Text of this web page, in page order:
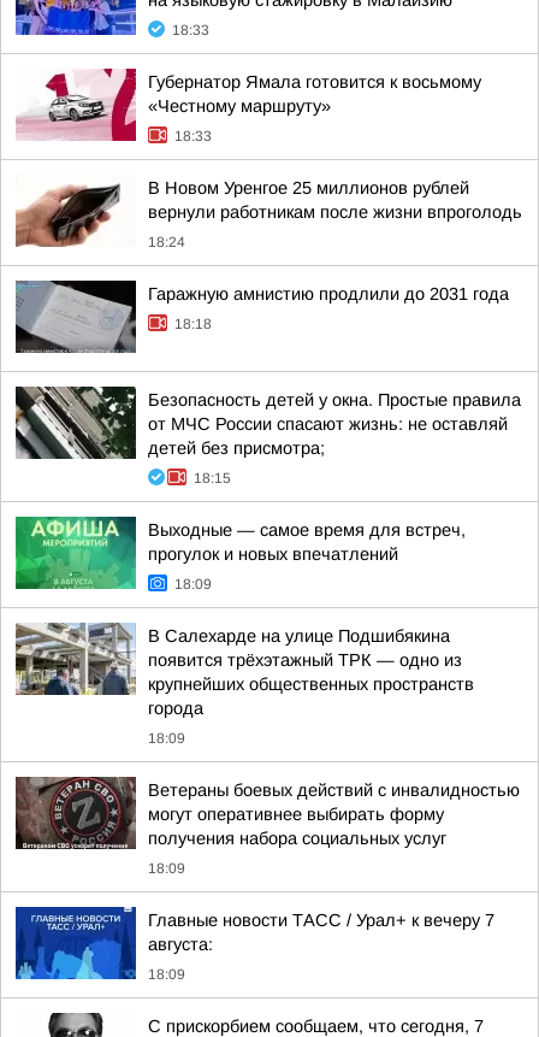
18:33
Губернатор Ямала готовится к восьмому
«Честному маршруту»
18:33
В Новом Уренгое 25 миллионов рублей
вернули работникам после жизни впроголодь
18:24
Гаражную амнистию продлили до 2031 года
18:18
Безопасность детей у окна. Простые правила
от МЧС России спасают жизнь: не оставляй
детей без присмотра;
18:15
Выходные — самое время для встреч,
прогулок и новых впечатлений
18:09
В Салехарде на улице Подшибякина
появится трёхэтажный ТРК — одно из
крупнейших общественных пространств
города
18:09
Ветераны боевых действий с инвалидностью
могут оперативнее выбирать форму
получения набора социальных услуг
18:09
Главные новости ТАСС / Урал+ к вечеру 7
августа:
18:09
С прискорбием сообщаем, что сегодня, 7